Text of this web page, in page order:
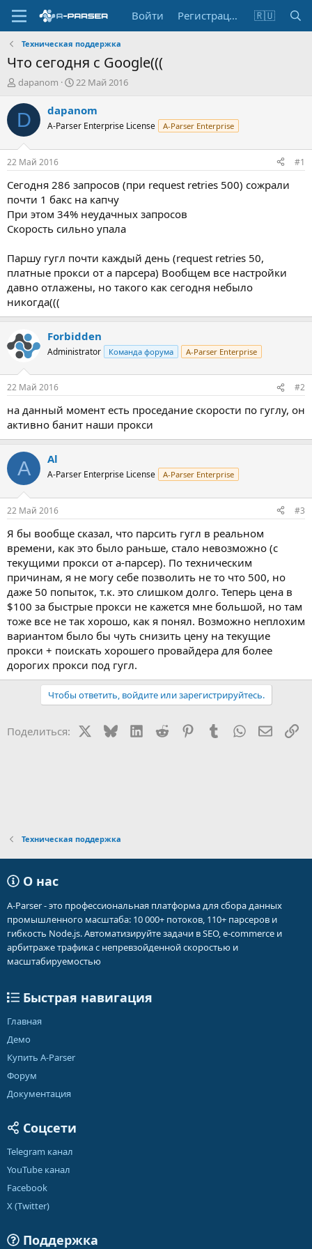
Войти Регистрация 🇷🇺
Техническая поддержка
Что сегодня с Google(((
А
т
т
е
м
ы
dapanom
Д
т
н
а
л
22 Май 2016
D dapanom
A-Parser Enterprise License A-Parser Enterprise
22 Май 2016 #1
Сегодня 286 запросов (при request retries 500) сожрали
почти 1 бакс на капчу
При этом 34% неудачных запросов
Скорость сильно упала
Паршу гугл почти каждый день (request retries 50,
платные прокси от а парсера) Вообщем все настройки
давно отлажены, но такого как сегодня небыло
никогда(((
Forbidden
Administrator Команда форума A-Parser Enterprise
22 Май 2016 #2
на данный момент есть проседание скорости по гуглу, он
активно банит наши прокси
A Al
A-Parser Enterprise License A-Parser Enterprise
22 Май 2016 #3
Я бы вообще сказал, что парсить гугл в реальном
времени, как это было раньше, стало невозможно (с
текущими прокси от а-парсер). По техническим
причинам, я не могу себе позволить не то что 500, но
даже 50 попыток, т.к. это слишком долго. Теперь цена в
$100 за быстрые прокси не кажется мне большой, но там
тоже все не так хорошо, как я понял. Возможно неплохим
вариантом было бы чуть снизить цену на текущие
прокси + поискать хорошего провайдера для более
дорогих прокси под гугл.
Чтобы ответить, войдите или зарегистрируйтесь.
Поделиться: BlueskyLinkedIn
Reddit PinterestTumblr WhatsApp
Техническая поддержка
О нас
A-Parser - это профессиональная платформа для сбора данных
промышленного масштаба: 10 000+ потоков, 110+ парсеров и
гибкость Node.js. Автоматизируйте задачи в SEO, e-commerce и
арбитраже трафика с непревзойденной скоростью и
масштабируемостью
Быстрая навигация
Главная
Демо
Купить A-Parser
Форум
Документация
Соцсети
Telegram канал
YouTube канал
Facebook
X (Twitter)
Поддержка